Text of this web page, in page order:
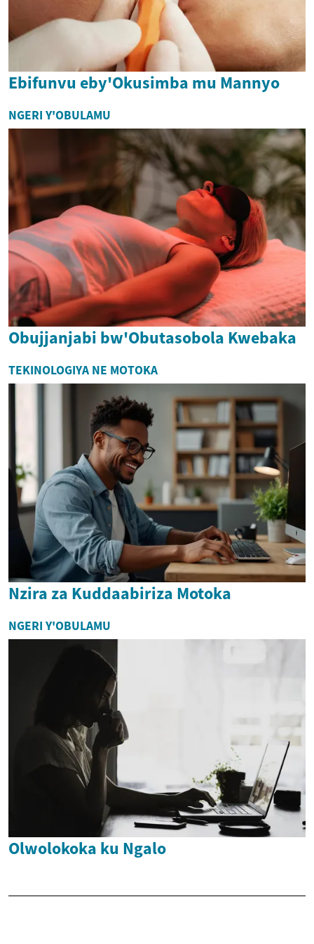
Ebifunvu eby'Okusimba mu Mannyo
NGERI Y'OBULAMU
Obujjanjabi bw'Obutasobola Kwebaka
TEKINOLOGIYA NE MOTOKA
Nzira za Kuddaabiriza Motoka
NGERI Y'OBULAMU
Olwolokoka ku Ngalo